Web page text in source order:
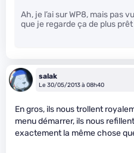
Ah, je l’ai sur WP8, mais pas
que je regarde ça de plus prêt
salak
Le 30/05/2013 à 08h40
En gros, ils nous trollent
menu démarrer, ils nous
exactement la même chose